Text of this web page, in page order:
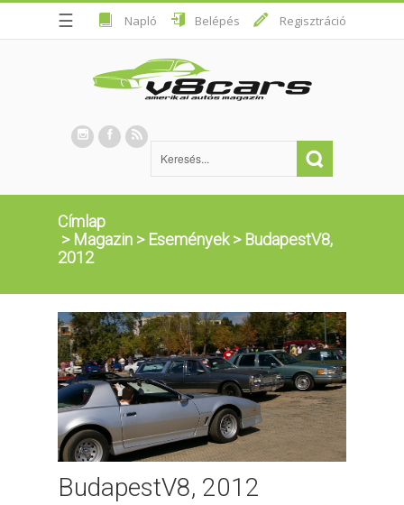
☰ Napló Belépés Regisztráció
Címlap
> Magazin > Események> BudapestV8,
2012
BudapestV8, 2012